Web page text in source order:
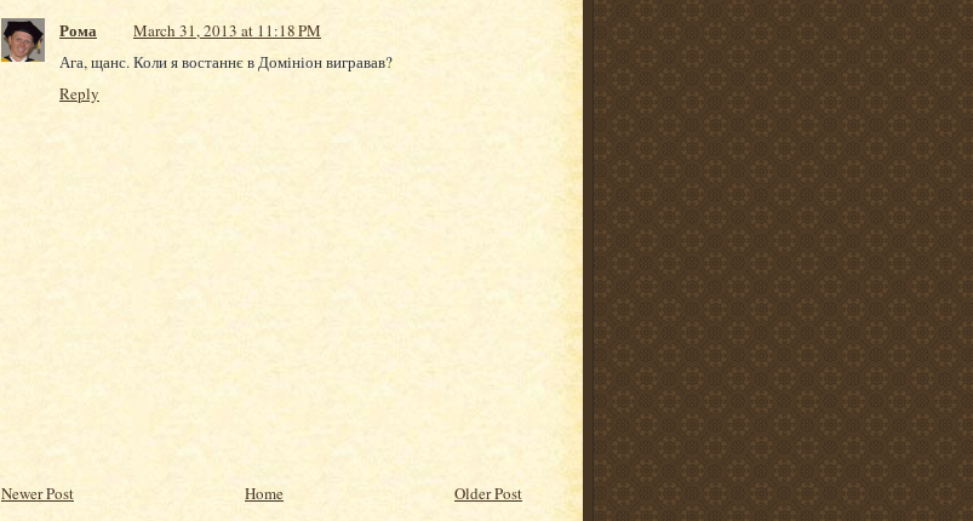
Рома
March 31, 2013 at 11:18 PM
Ага, щанс. Коли я востаннє в Домініон вигравав?
Reply
Newer Post Older Post
Home